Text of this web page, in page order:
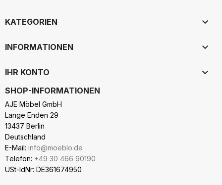
KATEGORIEN 
INFORMATIONEN 
IHR KONTO 
SHOP-INFORMATIONEN
AJE Möbel GmbH
Lange Enden 29
13437 Berlin
Deutschland
E-Mail: info@moeblo.de
Telefon: +49 30 466 90190
USt-IdNr: DE361674950